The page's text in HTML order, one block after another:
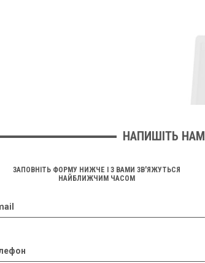
НАПИШІТЬ НАМ
ЗАПОВНІТЬ ФОРМУ НИЖЧЕ І З ВАМИ ЗВ'ЯЖУТЬСЯ
НАЙБЛИЖЧИМ ЧАСОМ